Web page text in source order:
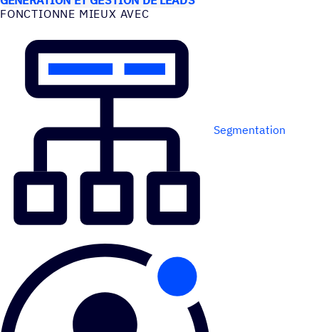
FONC­TIONNE MIEUX AVEC
Segmentation